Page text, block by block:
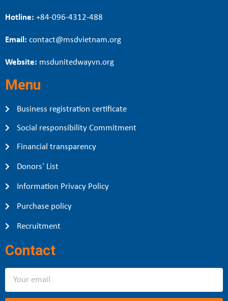
Hotline: +84-096-4312-488
Email: contact@msdvietnam.org
Website: msdunitedwayvn.org
Menu
Business registration certificate
Social responsibility Commitment
Financial transparency
Donors' List
Information Privacy Policy
Purchase policy
Recruitment
Contact